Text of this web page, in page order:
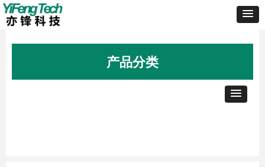
产品分类